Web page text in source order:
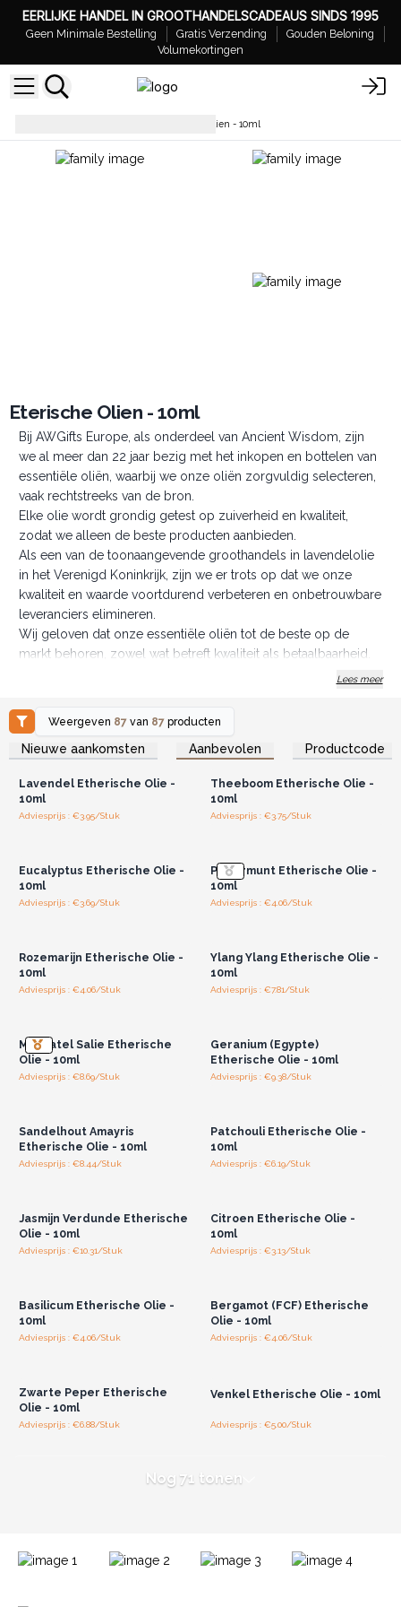
EERLIJKE HANDEL IN GROOTHANDELSCADEAUS SINDS 1995
Geen Minimale Bestelling Gratis Verzending
Gouden Beloning
Volumekortingen
Eterische Olien - 10ml
Eterische Olien - 10ml
Bij AWGifts Europe, als onderdeel van Ancient Wisdom, zijn
we al meer dan 22 jaar bezig met het inkopen en bottelen van
essentiële oliën, waarbij we onze oliën zorgvuldig selecteren,
vaak rechtstreeks van de bron.
Elke olie wordt grondig getest op zuiverheid en kwaliteit,
zodat we alleen de beste producten aanbieden.
Als een van de toonaangevende groothandels in lavendelolie
in het Verenigd Koninkrijk, zijn we er trots op dat we onze
kwaliteit en waarde voortdurend verbeteren en onbetrouwbare
leveranciers elimineren.
Wij geloven dat onze essentiële oliën tot de beste op de
markt behoren, zowel wat betreft kwaliteit als betaalbaarheid.
. U kunt
oliën.
NB: Onze essentiële oliën zijn niet geschikt voor
inwendig gebruik.
assortiment essentiële oliën voor aromatherapie aan
Lees meer
Weergeven 87 van 87 producten
Nieuwe aankomsten Aanbevolen Productcode
Log in of registreer u voor
groothandelsprijzen.
Lavendel Etherische Olie -
10ml
Adviesprijs : €3.95/Stuk
Log in of registreer u voor
groothandelsprijzen.
Theeboom Etherische Olie -
10ml
Adviesprijs : €3.75/Stuk
Eucalyptus Etherische Olie -
10ml
Adviesprijs : €3.69/Stuk
Pepermunt Etherische Olie -
10ml
Adviesprijs : €4.06/Stuk
Rozemarijn Etherische Olie -
10ml
Adviesprijs : €4.06/Stuk
Ylang Ylang Etherische Olie -
10ml
Adviesprijs : €7.81/Stuk
Muscatel Salie Etherische
Olie - 10ml
Adviesprijs : €8.69/Stuk
Geranium (Egypte)
Etherische Olie - 10ml
Adviesprijs : €9.38/Stuk
Sandelhout Amayris
Etherische Olie - 10ml
Adviesprijs : €8.44/Stuk
Patchouli Etherische Olie -
10ml
Adviesprijs : €6.19/Stuk
Jasmijn Verdunde Etherische
Olie - 10ml
Adviesprijs : €10.31/Stuk
Citroen Etherische Olie -
10ml
Adviesprijs : €3.13/Stuk
Basilicum Etherische Olie -
10ml
Adviesprijs : €4.06/Stuk
Bergamot (FCF) Etherische
Olie - 10ml
Adviesprijs : €4.06/Stuk
Zwarte Peper Etherische
Olie - 10ml
Adviesprijs : €6.88/Stuk
Venkel Etherische Olie - 10ml
Adviesprijs : €5.00/Stuk
Nog 71 tonen